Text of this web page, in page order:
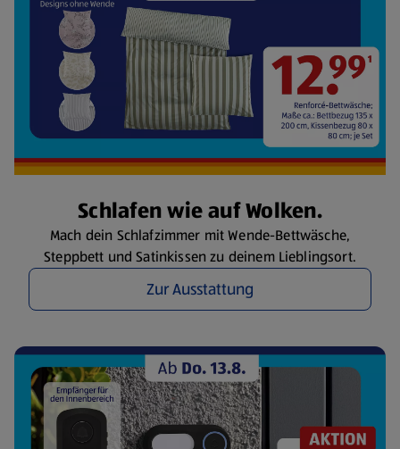
Schlafen wie auf Wolken.
Mach dein Schlafzimmer mit Wende-Bettwäsche,
Steppbett und Satinkissen zu deinem Lieblingsort.
Zur Ausstattung